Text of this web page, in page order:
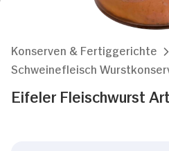
Konserven & Fertiggerichte
Schweinefleisch
Eifeler Fleischwurst Art